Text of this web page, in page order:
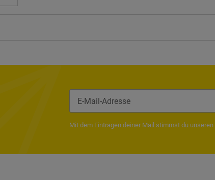
Mit dem Eintragen deiner Mail stimmst du unseren